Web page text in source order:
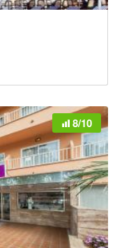
8/10